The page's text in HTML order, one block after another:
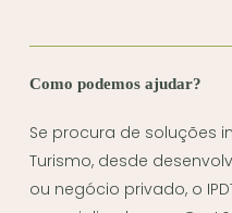
Como podemos ajudar?
Se procura de soluções
Turismo, desde
ou negócio privado, o